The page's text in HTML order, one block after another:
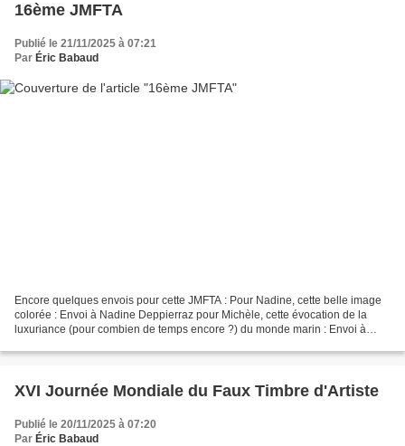
16ème JMFTA
Publié le 21/11/2025 à 07:21
Par Éric Babaud
Encore quelques envois pour cette JMFTA : Pour Nadine, cette belle image
colorée : Envoi à Nadine Deppierraz pour Michèle, cette évocation de la
luxuriance (pour combien de temps encore ?) du monde marin : Envoi à
XVI Journée Mondiale du Faux Timbre d'Artiste
Publié le 20/11/2025 à 07:20
Par Éric Babaud